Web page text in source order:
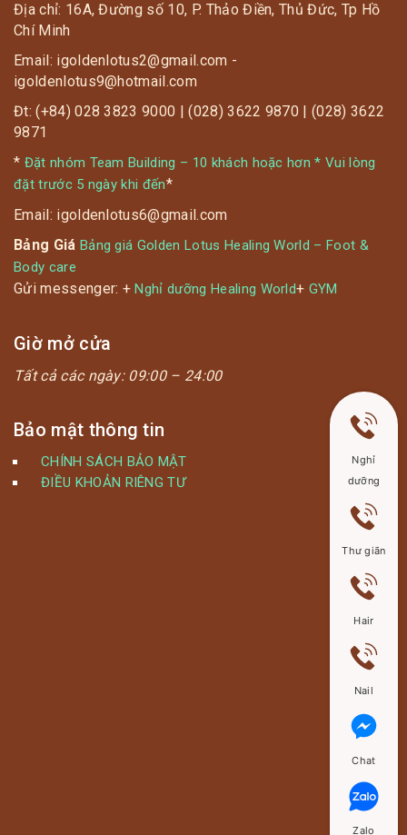
Địa chỉ: 16A, Đường số 10, P. Thảo Điền, Thủ Đức, Tp Hồ
Chí Minh
Email: igoldenlotus2@gmail.com -
igoldenlotus9@hotmail.com
Đt: (+84) 028 3823 9000 | (028) 3622 9870 | (028) 3622
9871
* Đặt nhóm Team Building – 10 khách hoặc hơn * Vui lòng
đặt trước 5 ngày khi đến*
Email: igoldenlotus6@gmail.com
Bảng Giá Bảng giá Golden Lotus Healing World – Foot &
Body care
Gửi messenger: +Nghỉ dưỡng Healing World+ GYM
Giờ mở cửa
Tất cả các ngày: 09:00 – 24:00
Bảo mật thông tin
CHÍNH SÁCH BẢO MẬT
ĐIỀU KHOẢN RIÊNG TƯ
Nghỉ
dưỡng
Thư giãn
Hair
Nail
Chat
Zalo